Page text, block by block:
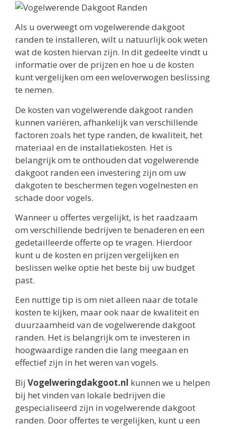
Als u overweegt om vogelwerende dakgoot
randen te installeren, wilt u natuurlijk ook weten
wat de kosten hiervan zijn. In dit gedeelte vindt u
informatie over de prijzen en hoe u de kosten
kunt vergelijken om een weloverwogen beslissing
te nemen.
De kosten van vogelwerende dakgoot randen
kunnen variëren, afhankelijk van verschillende
factoren zoals het type randen, de kwaliteit, het
materiaal en de installatiekosten. Het is
belangrijk om te onthouden dat vogelwerende
dakgoot randen een investering zijn om uw
dakgoten te beschermen tegen vogelnesten en
schade door vogels.
Wanneer u offertes vergelijkt, is het raadzaam
om verschillende bedrijven te benaderen en een
gedetailleerde offerte op te vragen. Hierdoor
kunt u de kosten en prijzen vergelijken en
beslissen welke optie het beste bij uw budget
past.
Een nuttige tip is om niet alleen naar de totale
kosten te kijken, maar ook naar de kwaliteit en
duurzaamheid van de vogelwerende dakgoot
randen. Het is belangrijk om te investeren in
hoogwaardige randen die lang meegaan en
effectief zijn in het weren van vogels.
Bij Vogelweringdakgoot.nl kunnen we u helpen
bij het vinden van lokale bedrijven die
gespecialiseerd zijn in vogelwerende dakgoot
randen. Door offertes te vergelijken, kunt u een